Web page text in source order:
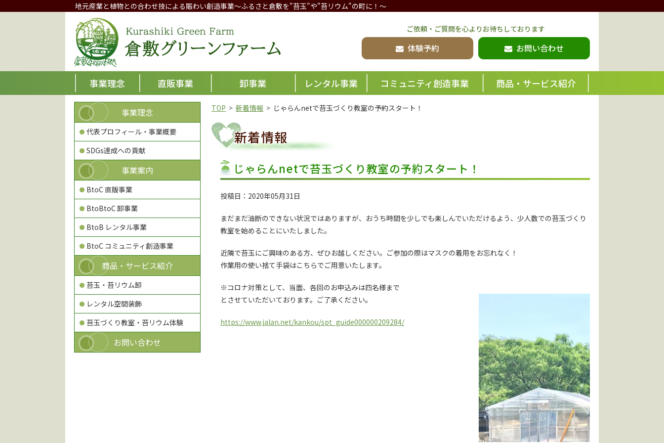
地元産業と植物との合わせ技による賑わい創造事業～ふるさと倉敷を"苔玉"や"苔リウム"の町に！～
ご依頼・ご質問を心よりお待ちしております
体験予約 お問い合わせ
事業理念 直販事業 卸事業 レンタル事業 コミュニティ創造事業 商品・サービス紹介
TOP 新着情報 じゃらんnetで苔玉づくり教室の予約スタート！
新着情報
じゃらんnetで苔玉づくり教室の予約スタート！
投稿日：2020年05月31日
まだまだ油断のできない状況ではありますが、おうち時間を少しでも楽しんでいただけるよう、少人数での苔玉づくり
教室を始めることにいたしました。
近隣で苔玉にご興味のある方、ぜひお越しください。ご参加の際はマスクの着用をお忘れなく！
作業用の使い捨て手袋はこちらでご用意いたします。
※コロナ対策として、当面、各回のお申込みは四名様まで
とさせていただいております。 ご了承ください。
https://www.jalan.net/kankou/spt_guide000000209284/
事業理念
代表プロフィール・事業概要
SDGs達成への貢献
事業案内
BtoC 直販事業
BtoBtoC 卸事業
BtoB レンタル事業
BtoC コミュニティ創造事業
商品・サービス紹介
苔玉・苔リウム卸
レンタル空間装飾
苔玉づくり教室・苔リウム体験
お問い合わせ